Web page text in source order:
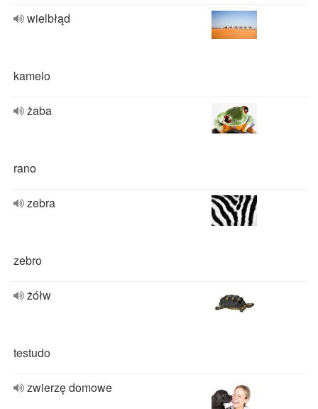
wielbłąd
kamelo
żaba
rano
zebra
zebro
żółw
testudo
zwierzę domowe